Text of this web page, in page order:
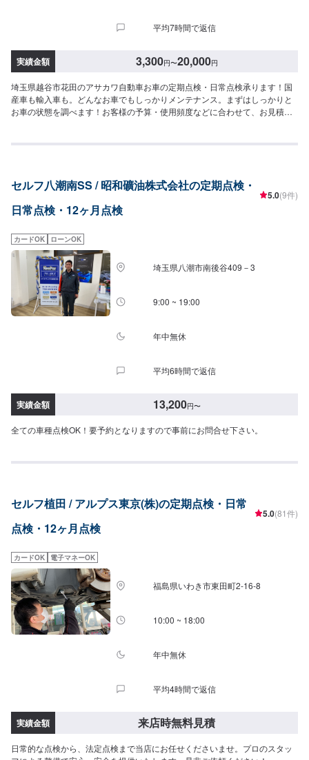
平均7時間で返信
実績金額 3,300円〜20,000円
埼玉県越谷市花田のアサカワ自動車お車の定期点検・日常点検承ります！国
産車も輸入車も。どんなお車でもしっかりメンテナンス。まずはしっかりと
お車の状態を調べます！お客様の予算・使用頻度などに合わせて、お見積も
換や修理の必要性を細かくご説明してからの作業になりますので、どうぞご
く際に、パーツの詳細とお車の車検証、または車種情報をお送りください。
場合によっては対応できかねることもございますので、あらかじめご了承く
ださい。\代車について/作業中は代車をお出しすることも可能ですので、ご希
\営業時間・定休日/営業時間：8:45～18:00定休日：日曜日
セルフ八潮南SS / 昭和礦油株式会社の定期点検・
日常点検・12ヶ月点検
5.0(9件)
カードOK ローンOK
埼玉県八潮市南後谷409－3
9:00 ~ 19:00
年中無休
平均6時間で返信
実績金額 13,200円〜
全ての車種点検OK！要予約となりますので事前にお問合せ下さい。
セルフ植田 / アルプス東京(株)の定期点検・日常
点検・12ヶ月点検
5.0(81件)
カードOK 電子マネーOK
福島県いわき市東田町2-16-8
10:00 ~ 18:00
年中無休
平均4時間で返信
実績金額 来店時無料見積
日常的な点検から、法定点検まで当店にお任せくださいませ。プロのスタッ